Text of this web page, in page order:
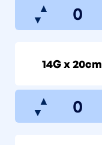
▲
▼
14G x 20cm
▲
▼